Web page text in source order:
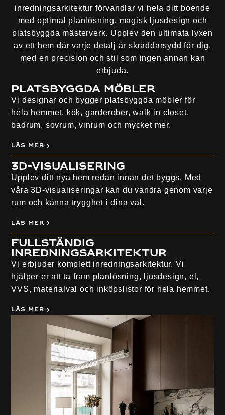
inredningsarkitektur förvandlar vi hela ditt boende
med optimal planlösning, magisk ljusdesign och
platsbyggda mästerverk. Upplev den ultimata lyxen
av ett hem där varje detalj är skräddarsydd för dig,
med en precision och stil som ingen annan kan
erbjuda.
Platsbyggda Möbler
Vi designar och bygger platsbyggda möbler för
hela hemmet, kök, garderober, walk in closet,
badrum, sovrum, vinrum och mycket mer.
Läs mer
3D-visualisering
Upplev ditt nya hem redan innan det byggs. Med
våra 3D-visualiseringar kan du vandra genom varje
rum och känna trygghet i dina val.
Läs mer
Fullständig
inredningsarkitektur
Vi erbjuder komplett inredningsarkitektur. Vi
hjälper er att ta fram planlösning, ljusdesign, el,
VVS, materialval och inköpslistor för hela hemmet.
Läs mer